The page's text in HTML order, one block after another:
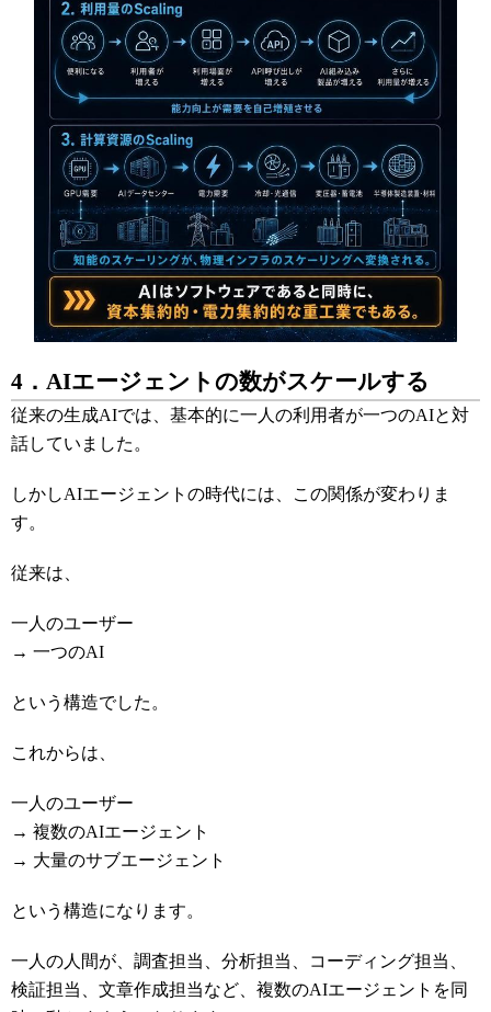
4．AIエージェントの数がスケールする
従来の生成AIでは、基本的に一人の利用者が一つのAIと対
話していました。
しかしAIエージェントの時代には、この関係が変わりま
す。
従来は、
一人のユーザー
→ 一つのAI
という構造でした。
これからは、
一人のユーザー
→ 複数のAIエージェント
→ 大量のサブエージェント
という構造になります。
一人の人間が、調査担当、分析担当、コーディング担当、
検証担当、文章作成担当など、複数のAIエージェントを同